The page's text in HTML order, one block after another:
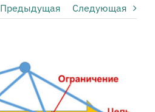
Предыдущая Следующая